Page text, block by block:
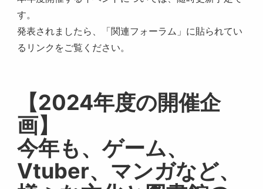
す。
発表されましたら、「関連フォーラム」に貼られてい
るリンクをご覧ください。
【2024年度の開催企
画】
今年も、ゲーム、
Vtuber、マンガなど、